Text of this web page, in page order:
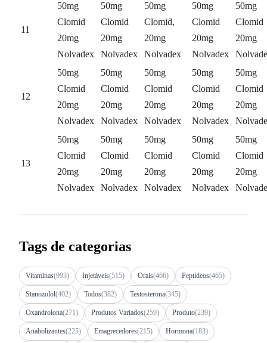
11
50mg
Clomid
20mg
Nolvadex
50mg
Clomid
20mg
Nolvadex
50mg
Clomid,
20mg
Nolvadex
50mg
Clomid
20mg
Nolvadex
50mg
Clomid
20mg
12
50mg
Clomid
20mg
Nolvadex
50mg
Clomid
20mg
Nolvadex
50mg
Clomid
20mg
Nolvadex
50mg
Clomid
20mg
Nolvadex
50mg
Clomid
20mg
13
50mg
Clomid
20mg
Nolvadex
50mg
Clomid
20mg
Nolvadex
50mg
Clomid
20mg
Nolvadex
50mg
Clomid
20mg
Nolvadex
50mg
Clomid
20mg
Tags de categorias
Vitaminas(993) Injetáveis(515) Orais(466) Peptídeos(465)
Stanozolol(402) Todos(382) Testosterona(345)
Oxandrolona(271) Produtos Variados(259) Produto(239)
Anabolizantes(225) Emagrecedores(215) Hormona(183)